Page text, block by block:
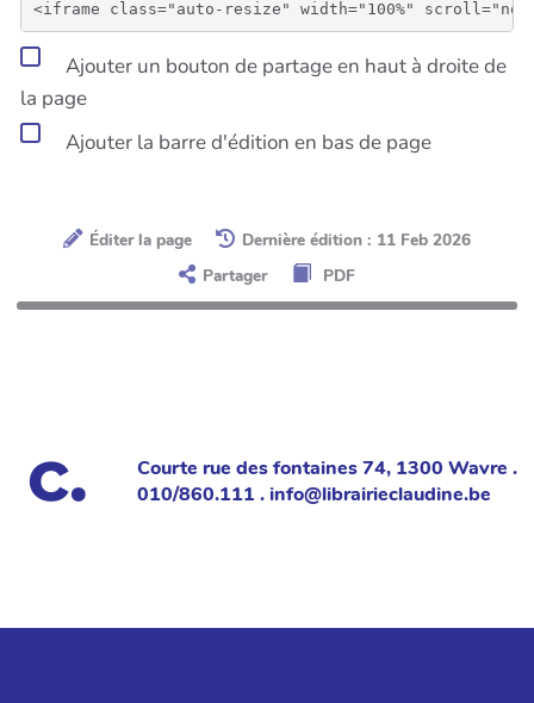
Ajouter un bouton de partage en haut à droite de
la page
Ajouter la barre d'édition en bas de page
Éditer la page
Dernière édition : 11 Feb 2026
Partager
PDF
Courte rue des fontaines 74, 1300 Wavre .
010/860.111 . info@librairieclaudine.be